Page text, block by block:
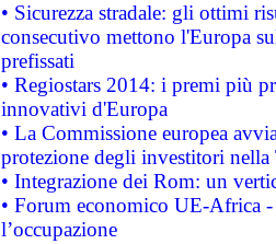
• Sicurezza stradale: gli ottimi
consecutivo mettono l'Europa
prefissati
• Regiostars 2014: i premi più
innovativi d'Europa
• La Commissione europea
protezione degli investitori
• Integrazione dei Rom: un
• Forum economico UE-Africa -
l’occupazione